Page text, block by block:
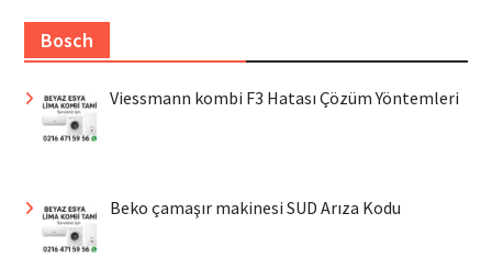
Bosch
Viessmann kombi F3 Hatası Çözüm Yöntemleri
Beko çamaşır makinesi SUD Arıza Kodu